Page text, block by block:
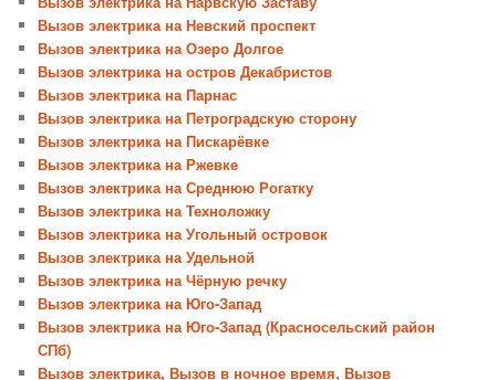
Вызов электрика на Невский проспект
Вызов электрика на Озеро Долгое
Вызов электрика на остров Декабристов
Вызов электрика на Парнас
Вызов электрика на Петроградскую сторону
Вызов электрика на Пискарёвке
Вызов электрика на Ржевке
Вызов электрика на Среднюю Рогатку
Вызов электрика на Техноложку
Вызов электрика на Угольный островок
Вызов электрика на Удельной
Вызов электрика на Чёрную речку
Вызов электрика на Юго-Запад
Вызов электрика на Юго-Запад (Красносельский район
СПб)
Вызов электрика, Вызов в ночное время, Вызов